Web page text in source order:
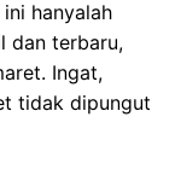
hanyalah
dan terbaru,
Ingat,
tidak dipungut